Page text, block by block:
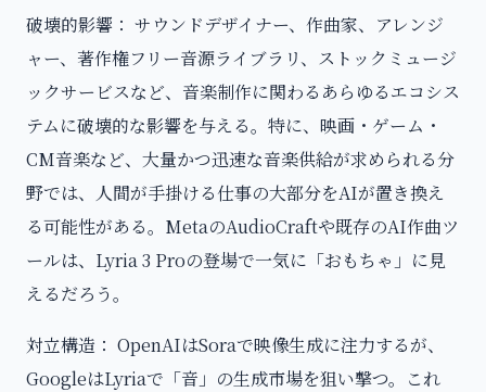
破壊的影響： サウンドデザイナー、作曲家、アレンジ
ャー、著作権フリー音源ライブラリ、ストックミュージ
ックサービスなど、音楽制作に関わるあらゆるエコシス
テムに破壊的な影響を与える。特に、映画・ゲーム・
CM音楽など、大量かつ迅速な音楽供給が求められる分
野では、人間が手掛ける仕事の大部分をAIが置き換え
る可能性がある。MetaのAudioCraftや既存のAI作曲ツ
ールは、Lyria 3 Proの登場で一気に「おもちゃ」に見
えるだろう。
対立構造： OpenAIはSoraで映像生成に注力するが、
GoogleはLyriaで「音」の生成市場を狙い撃つ。これ